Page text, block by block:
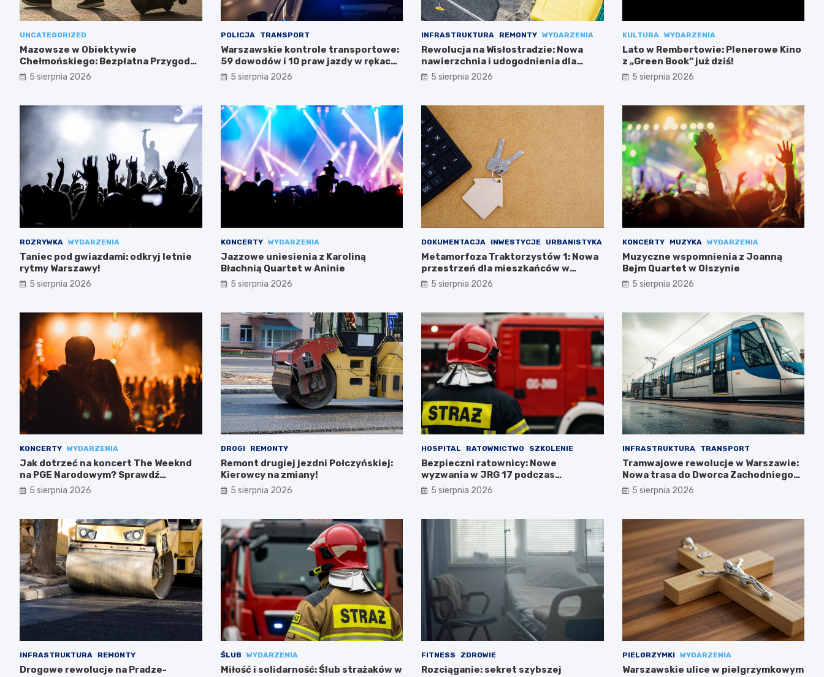
UNCATEGORIZED
Mazowsze w Obiektywie
Chełmońskiego: Bezpłatna Przygoda
dla Seniorów
5 sierpnia 2026
POLICJA TRANSPORT
Warszawskie kontrole transportowe:
59 dowodów i 10 praw jazdy w rękach
służb
5 sierpnia 2026
INFRASTRUKTURA REMONTY WYDARZENIA
Rewolucja na Wisłostradzie: Nowa
nawierzchnia i udogodnienia dla
kierowców
5 sierpnia 2026
KULTURA WYDARZENIA
Lato w Rembertowie: Plenerowe Kino
z „Green Book” już dziś!
5 sierpnia 2026
ROZRYWKA WYDARZENIA
Taniec pod gwiazdami: odkryj letnie
rytmy Warszawy!
5 sierpnia 2026
KONCERTY WYDARZENIA
Jazzowe uniesienia z Karoliną
Błachnią Quartet w Aninie
5 sierpnia 2026
DOKUMENTACJA INWESTYCJE URBANISTYKA
Metamorfoza Traktorzystów 1: Nowa
przestrzeń dla mieszkańców w
drodze!
5 sierpnia 2026
KONCERTY MUZYKA WYDARZENIA
Muzyczne wspomnienia z Joanną
Bejm Quartet w Olszynie
5 sierpnia 2026
KONCERTY WYDARZENIA
Jak dotrzeć na koncert The Weeknd
na PGE Narodowym? Sprawdź
najlepsze opcje transportu!
5 sierpnia 2026
DROGI REMONTY
Remont drugiej jezdni Połczyńskiej:
Kierowcy na zmiany!
5 sierpnia 2026
HOSPITAL RATOWNICTWO SZKOLENIE
Bezpieczni ratownicy: Nowe
wyzwania w JRG 17 podczas
intensywnego szkolenia
5 sierpnia 2026
INFRASTRUKTURA TRANSPORT
Tramwajowe rewolucje w Warszawie:
Nowa trasa do Dworca Zachodniego
już w budowie!
5 sierpnia 2026
INFRASTRUKTURA REMONTY
Drogowe rewolucje na Pradze-
ŚLUB WYDARZENIA
Miłość i solidarność: Ślub strażaków w
FITNESS ZDROWIE
Rozciąganie: sekret szybszej
PIELGRZYMKI WYDARZENIA
Warszawskie ulice w pielgrzymkowym